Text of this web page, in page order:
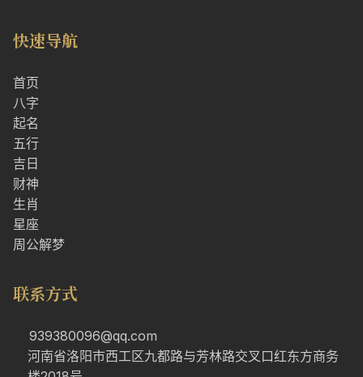
快速导航
首页
八字
起名
五行
吉日
财神
生肖
星座
周公解梦
联系方式
939380096@qq.com
河南省洛阳市西工区九都路与芳林路交叉口红东方商务